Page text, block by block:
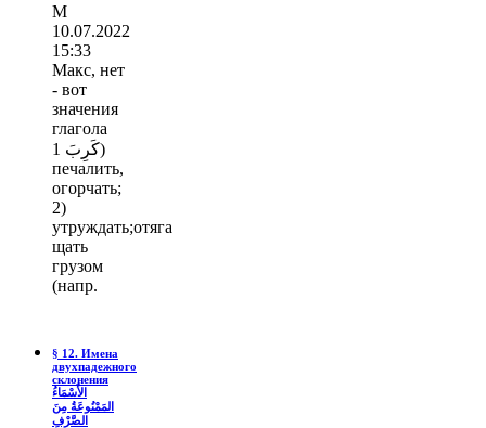
М
10.07.2022
15:33
Макс, нет
- вот
значения
глагола
كَرِبَ 1)
печалить,
огорчать;
2)
утруждать;отяга
щать
грузом
(напр.
§ 12. Имена
двухпадежного
склонения
الأَسْمَاءُ
المَمْنُوعَةُ مِنَ
الصَّرْفِ